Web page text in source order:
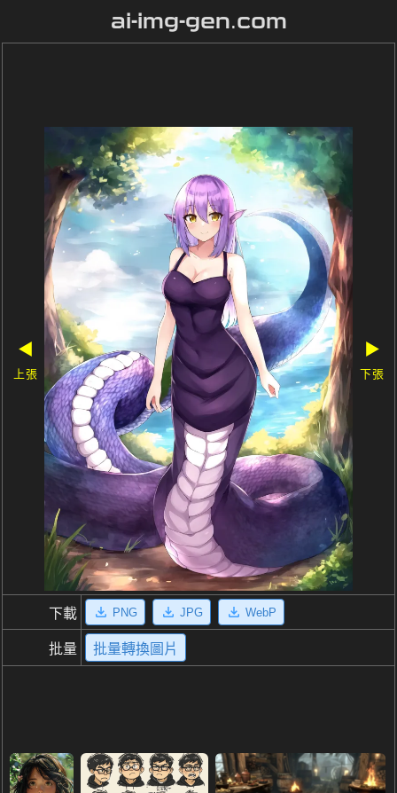
ai-img-gen.com
◀
上張
▶
下張
下載 PNG JPG WebP
批量 批量轉換圖片